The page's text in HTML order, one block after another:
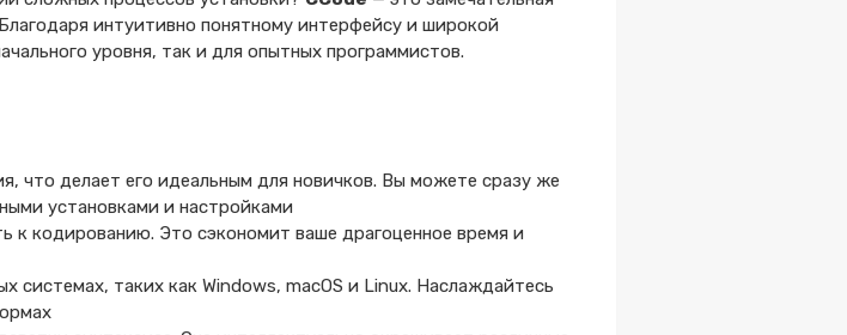
интуитивно понятному интерфейсу и широкой
уровня, так и для опытных программистов.
что делает его идеальным для новичков. Вы можете сразу же
установками и настройками
к кодированию. Это сэкономит ваше драгоценное время и
системах, таких как Windows, macOS и Linux. Наслаждайтесь